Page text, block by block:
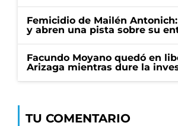
Femicidio de Mailén
y abren una pista sobre su
Facundo Moyano quedó en
Arizaga mientras dure la
TU COMENTARIO